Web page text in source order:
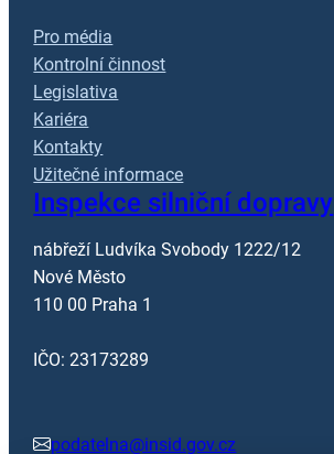
Pro média
Kontrolní činnost
Legislativa
Kariéra
Kontakty
Užitečné informace
Inspekce silniční dopravy
nábřeží Ludvíka Svobody 1222/12
Nové Město
110 00 Praha 1
IČO: 23173289
podatelna@insid.gov.cz